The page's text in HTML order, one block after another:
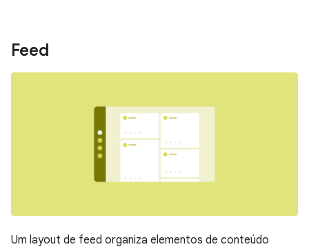
Feed
Um layout de feed organiza elementos de conteúdo